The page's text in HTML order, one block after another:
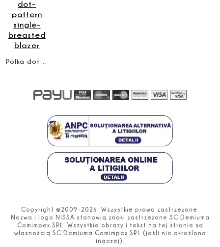
Copyright ©2009-2026. Wszystkie prawa zastrzeżone.
Nazwa i logo NISSA stanowią znaki zastrzeżone SC Demiuma
Comimpex SRL. Wszystkie obrazy i tekst na tej stronie są
własnością SC Demiuma Comimpex SRL (jeśli nie określono
inaczej).